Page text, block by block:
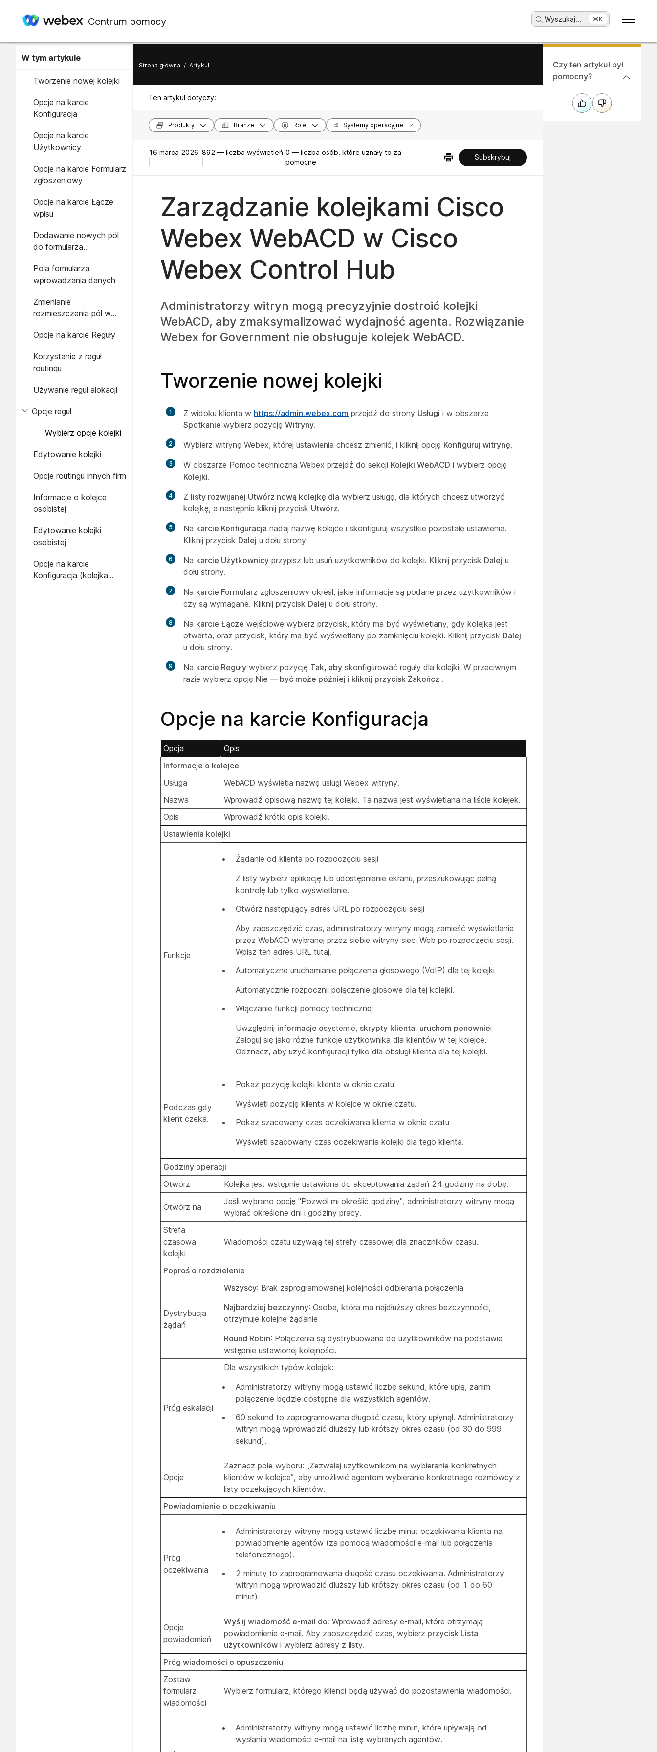
Centrum pomocy Wyszukaj... ⌘K
W tym artykule
Tworzenie nowej kolejki
Opcje na karcie
Konfiguracja
Opcje na karcie
Użytkownicy
Opcje na karcie Formularz
zgłoszeniowy
Opcje na karcie Łącze
wpisu
Dodawanie nowych pól
do formularza
Pola formularza
wprowadzania danych
Zmienianie
rozmieszczenia pól w
zgłoszeniowym
Opcje na karcie Reguły
Korzystanie z reguł
routingu
Używanie reguł alokacji
Opcje reguł
Wybierz opcje kolejki
Edytowanie kolejki
Opcje routingu innych firm
Informacje o kolejce
osobistej
Edytowanie kolejki
osobistej
Opcje na karcie
Konfiguracja (kolejka
Strona główna / Artykuł
Ten artykuł dotyczy:
Produkty Branże Role Systemy operacyjne
16 marca 2026 892 — liczba wyświetleń 0 — liczba osób, które uznały to za
pomocne
Subskrybuj
Zarządzanie kolejkami Cisco
Webex WebACD w Cisco
Webex Control Hub
Administratorzy witryn mogą precyzyjnie dostroić kolejki
WebACD, aby zmaksymalizować wydajność agenta. Rozwiązanie
Webex for Government nie obsługuje kolejek WebACD.
Tworzenie nowej kolejki
1 Z widoku klienta w https://admin.webex.com przejdź do strony Usługi i w obszarze
Spotkanie wybierz pozycję Witryny.
2 Wybierz witrynę Webex, której ustawienia chcesz zmienić, i kliknij opcję Konfiguruj witrynę.
3 W obszarze Pomoc techniczna Webex przejdź do sekcji Kolejki WebACD i wybierz opcję
Kolejki.
4 Z listy rozwijanej Utwórz nową kolejkę dla wybierz usługę, dla których chcesz utworzyć
kolejkę, a następnie kliknij przycisk Utwórz.
5 Na karcie Konfiguracja nadaj nazwę kolejce i skonfiguruj wszystkie pozostałe ustawienia.
Kliknij przycisk Dalej u dołu strony.
6 Na karcie Użytkownicy przypisz lub usuń użytkowników do kolejki. Kliknij przycisk Dalej u
dołu strony.
7 Na karcie Formularz zgłoszeniowy określ, jakie informacje są podane przez użytkowników i
czy są wymagane. Kliknij przycisk Dalej u dołu strony.
8 Na karcie Łącze wejściowe wybierz przycisk, który ma być wyświetlany, gdy kolejka jest
otwarta, oraz przycisk, który ma być wyświetlany po zamknięciu kolejki. Kliknij przycisk Dalej
u dołu strony.
9 Na karcie Reguły wybierz pozycję Tak, aby skonfigurować reguły dla kolejki. W przeciwnym
razie wybierz opcję Nie — być może później i kliknij przycisk Zakończ .
Opcje na karcie Konfiguracja
Opcja
Opis
Informacje o kolejce
Usługa
WebACD wyświetla nazwę usługi Webex witryny.
Nazwa
Wprowadź opisową nazwę tej kolejki. Ta nazwa jest wyświetlana na liście kolejek.
Opis
Wprowadź krótki opis kolejki.
Ustawienia kolejki
Funkcje
Żądanie od klienta po rozpoczęciu sesji
Z listy wybierz aplikację lub udostępnianie ekranu, przeszukowując pełną
kontrolę lub tylko wyświetlanie.
Otwórz następujący adres URL po rozpoczęciu sesji
Aby zaoszczędzić czas, administratorzy witryny mogą zamieść wyświetlanie
przez WebACD wybranej przez siebie witryny sieci Web po rozpoczęciu sesji.
Wpisz ten adres URL tutaj.
Automatyczne uruchamianie połączenia głosowego (VoIP) dla tej kolejki
Automatycznie rozpocznij połączenie głosowe dla tej kolejki.
Włączanie funkcji pomocy technicznej
Uwzględnij informacje osystemie, skrypty klienta, uruchom ponowniei
Zaloguj się jako różne funkcje użytkownika dla klientów w tej kolejce.
Odznacz, aby użyć konfiguracji tylko dla obsługi klienta dla tej kolejki.
Podczas gdy
klient czeka.
Pokaż pozycję kolejki klienta w oknie czatu
Wyświetl pozycję klienta w kolejce w oknie czatu.
Pokaż szacowany czas oczekiwania klienta w oknie czatu
Wyświetl szacowany czas oczekiwania kolejki dla tego klienta.
Godziny operacji
Otwórz
Kolejka jest wstępnie ustawiona do akceptowania żądań 24 godziny na dobę.
Otwórz na
Jeśli wybrano opcję "Pozwól mi określić godziny", administratorzy witryny mogą
wybrać określone dni i godziny pracy.
Strefa
czasowa
kolejki
Wiadomości czatu używają tej strefy czasowej dla znaczników czasu.
Poproś o rozdzielenie
Dystrybucja
żądań
Wszyscy: Brak zaprogramowanej kolejności odbierania połączenia
Najbardziej bezczynny: Osoba, która ma najdłuższy okres bezczynności,
otrzymuje kolejne żądanie
Round Robin: Połączenia są dystrybuowane do użytkowników na podstawie
wstępnie ustawionej kolejności.
Próg eskalacji
Dla wszystkich typów kolejek:
Administratorzy witryny mogą ustawić liczbę sekund, które upłą, zanim
połączenie będzie dostępne dla wszystkich agentów.
60 sekund to zaprogramowana długość czasu, który upłynął. Administratorzy
witryn mogą wprowadzić dłuższy lub krótszy okres czasu (od 30 do 999
sekund).
Opcje
Zaznacz pole wyboru: „Zezwalaj użytkownikom na wybieranie konkretnych
klientów w kolejce”, aby umożliwić agentom wybieranie konkretnego rozmówcy z
listy oczekujących klientów.
Powiadomienie o oczekiwaniu
Próg
oczekiwania
Administratorzy witryny mogą ustawić liczbę minut oczekiwania klienta na
powiadomienie agentów (za pomocą wiadomości e-mail lub połączenia
telefonicznego).
2 minuty to zaprogramowana długość czasu oczekiwania. Administratorzy
witryn mogą wprowadzić dłuższy lub krótszy okres czasu (od 1 do 60
minut).
Opcje
powiadomień
Wyślij wiadomość e-mail do: Wprowadź adresy e-mail, które otrzymają
powiadomienie e-mail. Aby zaoszczędzić czas, wybierz przycisk Lista
użytkowników i wybierz adresy z listy.
Próg wiadomości o opuszczeniu
Zostaw
formularz
wiadomości
Wybierz formularz, którego klienci będą używać do pozostawienia wiadomości.
Administratorzy witryny mogą ustawić liczbę minut, które upływają od
wysłania wiadomości e-mail na listę wybranych agentów.
Czy ten artykuł był
pomocny?